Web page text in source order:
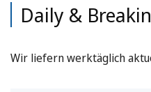
Daily &
Wir liefern werktäglich